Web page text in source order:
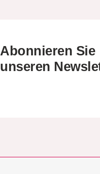
Abonnieren Sie
unseren